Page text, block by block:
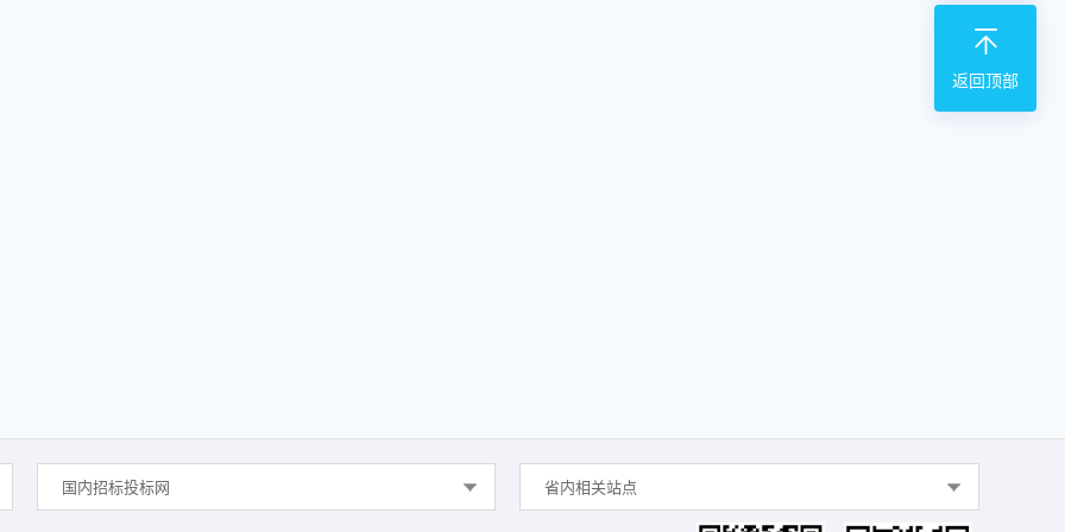
返回顶部
国内招标投标网 省内相关站点